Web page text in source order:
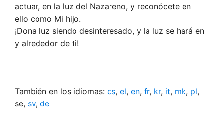
actuar, en la luz del Nazareno, y reconócete en
ello como Mi hijo.
¡Dona luz siendo desinteresado, y la luz se hará en
y alrededor de ti!
También en los idiomas: cs, el, en, fr, kr, it, mk, pl,
se, sv, de